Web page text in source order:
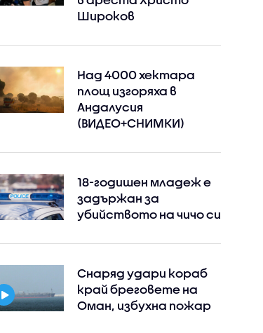
Широков
Над 4000 хектара
площ изгоряха в
Андалусия
(ВИДЕО+СНИМКИ)
18-годишен младеж е
задържан за
убийството на чичо си
Снаряд удари кораб
край бреговете на
Оман, избухна пожар